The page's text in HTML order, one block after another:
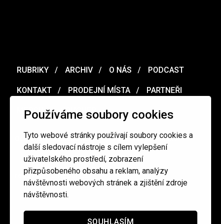
Používáme soubory cookies
Tyto webové stránky používají soubory cookies a
další sledovací nástroje s cílem vylepšení
uživatelského prostředí, zobrazení
přizpůsobeného obsahu a reklam, analýzy
návštěvnosti webových stránek a zjištění zdroje
návštěvnosti.
SOUHLASÍM
RUBRIKY ARCHIV O NÁS PODCAST
KONTAKT PRODEJNÍ MÍSTA PARTNEŘI
MERCH VOUCHER
Ochrana osobních údajů / Obchodní podmínky
redakce@cinepur.cz